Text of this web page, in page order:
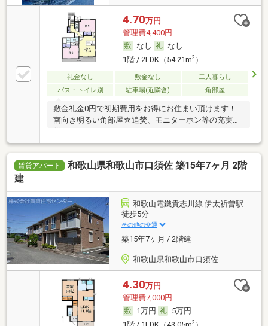
4.70万円
管理費4,400円
なし
なし
1階 / 2LDK（54.21m2）
礼金なし 敷金なし
二人暮らし
バス・トイレ別
駐車場(近隣含) 角部屋
敷金礼金0円で初期費用をお得にお住まい頂けます！
南向き明るい角部屋☆追焚、モニターホン等の充実設
備♪
賃貸アパート
和歌山県和歌山市口須佐 築15年7ヶ月 2階
建
和歌山電鐵貴志川線 伊太祈曽駅
徒歩5分
その他の交通
築15年7ヶ月 / 2階建
和歌山県和歌山市口須佐
4.30万円
管理費7,000円
1万円
5万円
2